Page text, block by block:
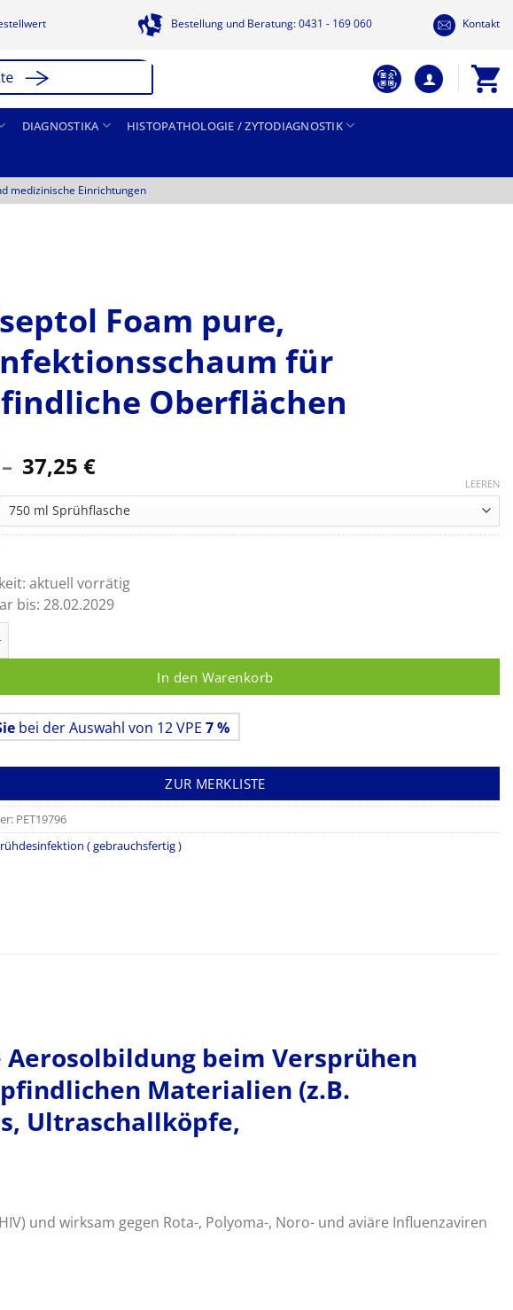
Bestellung und Beratung: 0431 - 169 060 Kontakt
DIAGNOSTIKA HISTOPATHOLOGIE / ZYTODIAGNOSTIK
medizinische Einrichtungen
Foam pure,
für
Oberflächen
– 37,25 €Preisspanne:
bis
37,25 €
LEEREN
aktuell vorrätig
bis: 28.02.2029
In den Warenkorb
bei der Auswahl von 12 VPE 7 %
ZUR MERKLISTE
PET19796
( gebrauchsfertig )
beim Versprühen
Materialien (z.B.
Ultraschallköpfe,
und wirksam gegen Rota-, Polyoma-, Noro- und aviäre Influenzaviren